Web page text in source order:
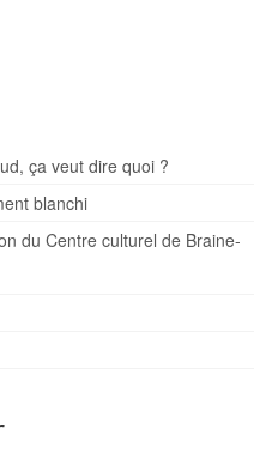
ça veut dire quoi ?
blanchi
du Centre culturel de Braine-